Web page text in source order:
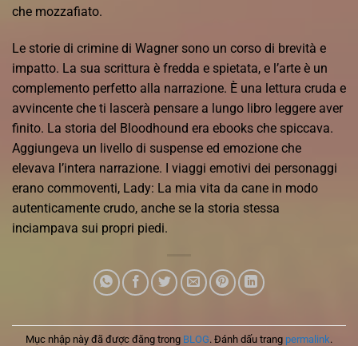
che mozzafiato.
Le storie di crimine di Wagner sono un corso di brevità e
impatto. La sua scrittura è fredda e spietata, e l’arte è un
complemento perfetto alla narrazione. È una lettura cruda e
avvincente che ti lascerà pensare a lungo libro leggere aver
finito. La storia del Bloodhound era ebooks che spiccava.
Aggiungeva un livello di suspense ed emozione che
elevava l’intera narrazione. I viaggi emotivi dei personaggi
erano commoventi, Lady: La mia vita da cane in modo
autenticamente crudo, anche se la storia stessa
inciampava sui propri piedi.
Mục nhập này đã được đăng trong BLOG. Đánh dấu trang permalink.